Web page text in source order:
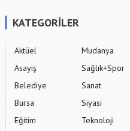
KATEGORİLER
Aktüel
Asayiş
Belediye
Bursa
Eğitim
Mudanya
Sağlık+Spor
Sanat
Siyasi
Teknoloji